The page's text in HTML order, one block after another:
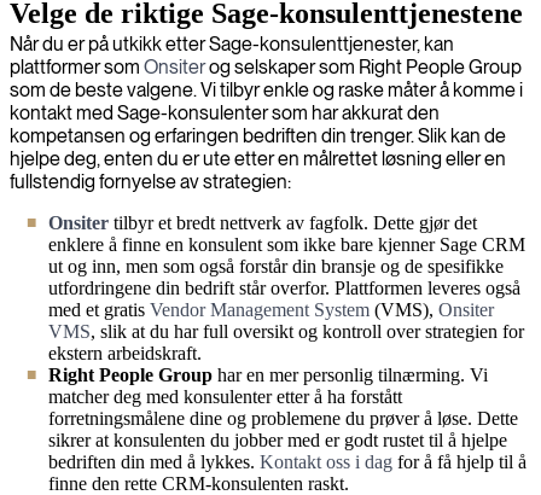
Velge de riktige Sage-konsulenttjenestene
Når du er på utkikk etter Sage-konsulenttjenester, kan
plattformer som Onsiterog selskaper som Right People Group
som de beste valgene. Vi tilbyr enkle og raske måter å komme i
kontakt med Sage-konsulenter som har akkurat den
kompetansen og erfaringen bedriften din trenger. Slik kan de
hjelpe deg, enten du er ute etter en målrettet løsning eller en
fullstendig fornyelse av strategien:
Onsiter tilbyr et bredt nettverk av fagfolk. Dette gjør det
enklere å finne en konsulent som ikke bare kjenner Sage CRM
ut og inn, men som også forstår din bransje og de spesifikke
utfordringene din bedrift står overfor. Plattformen leveres også
med et gratis Vendor Management System (VMS), Onsiter
VMS, slik at du har full oversikt og kontroll over strategien for
ekstern arbeidskraft.
Right People Group har en mer personlig tilnærming. Vi
matcher deg med konsulenter etter å ha forstått
forretningsmålene dine og problemene du prøver å løse. Dette
sikrer at konsulenten du jobber med er godt rustet til å hjelpe
bedriften din med å lykkes. Kontakt oss i dag for å få hjelp til å
finne den rette CRM-konsulenten raskt.